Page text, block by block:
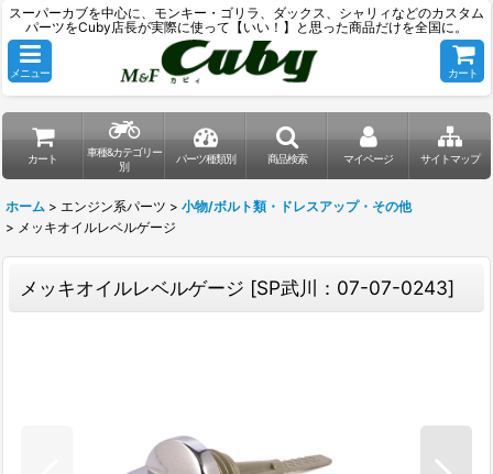
スーパーカブを中心に、モンキー・ゴリラ、ダックス、シャリィなどのカスタム
パーツをCuby店長が実際に使って【いい！】と思った商品だけを全国に。
メニュー カート
カート
車種&カテゴリー
別
パーツ種類別 商品検索 マイページ サイトマップ
ホーム > エンジン系パーツ > 小物/ボルト類・ドレスアップ・その他
> メッキオイルレベルゲージ
メッキオイルレベルゲージ [SP武川：07-07-0243]